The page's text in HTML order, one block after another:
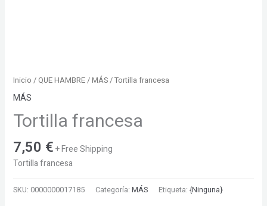
Inicio / QUE HAMBRE/MÁS/ Tortilla francesa
MÁS
Tortilla francesa
7,50 €+ Free Shipping
Tortilla francesa
SKU: 0000000017185 Categoría: MÁS Etiqueta: {Ninguna}